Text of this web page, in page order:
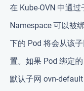
在 Kube-OVN 中通
Namespace 可以被
下的 Pod 将会从该
置。如果 Pod 绑定
默认子网 ovn-